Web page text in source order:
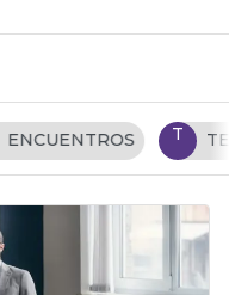
T TENDENCIAS TI